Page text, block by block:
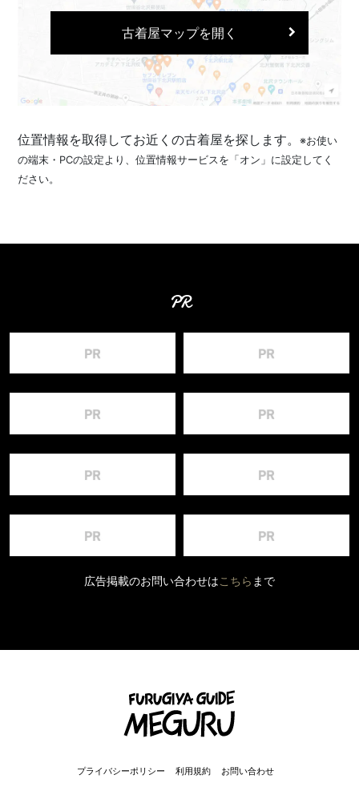
古着屋マップを開く
位置情報を取得してお近くの古着屋を探します。※お使い
の端末・PCの設定より、位置情報サービスを「オン」に設定してく
ださい。
PR
広告掲載のお問い合わせはこちら まで
プライバシーポリシー 利用規約 お問い合わせ